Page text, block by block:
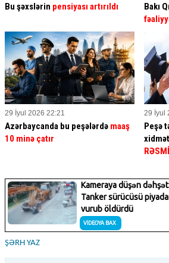
Bu şəxslərin pensiyası artırıldı
Bakı
29 İyul 2026 22:21
Azərbaycanda bu peşələrdə maaş
10 minə çatır
29 İyul
Peşə
RƏSMİ
ŞƏRH YAZ